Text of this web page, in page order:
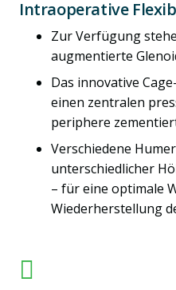
Intraoperative
Zur Verfügung
augmentierte
Das innovative
einen zentralen
periphere
Verschiedene
unterschiedlicher
– für eine optimale
Wiederherstellung